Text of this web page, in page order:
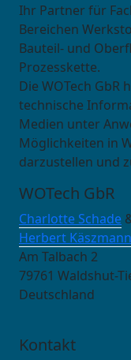
Ihr Partner für
Bereichen
Bauteil- und
Prozesskette.
Die WOTech GbR
technische
Medien unter
Möglichkeiten in
darzustellen und
WOTech GbR
Charlotte Schade
Herbert Käszmann
Am Talbach 2
79761 Waldshut-
Deutschland
Kontakt